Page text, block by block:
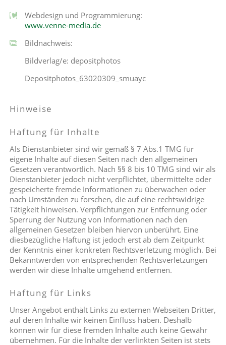
Webdesign und Programmierung:
www.venne-media.de
Bildnachweis:
Bildverlag/e: depositphotos
Depositphotos_63020309_smuayc
Hinweise
Haftung für Inhalte
Als Dienstanbieter sind wir gemäß § 7 Abs.1 TMG für
eigene Inhalte auf diesen Seiten nach den allgemeinen
Gesetzen verantwortlich. Nach §§ 8 bis 10 TMG sind wir als
Dienstanbieter jedoch nicht verpflichtet, übermittelte oder
gespeicherte fremde Informationen zu überwachen oder
nach Umständen zu forschen, die auf eine rechtswidrige
Tätigkeit hinweisen. Verpflichtungen zur Entfernung oder
Sperrung der Nutzung von Informationen nach den
allgemeinen Gesetzen bleiben hiervon unberührt. Eine
diesbezügliche Haftung ist jedoch erst ab dem Zeitpunkt
der Kenntnis einer konkreten Rechtsverletzung möglich. Bei
Bekanntwerden von entsprechenden Rechtsverletzungen
werden wir diese Inhalte umgehend entfernen.
Haftung für Links
Unser Angebot enthält Links zu externen Webseiten Dritter,
auf deren Inhalte wir keinen Einfluss haben. Deshalb
können wir für diese fremden Inhalte auch keine Gewähr
übernehmen. Für die Inhalte der verlinkten Seiten ist stets